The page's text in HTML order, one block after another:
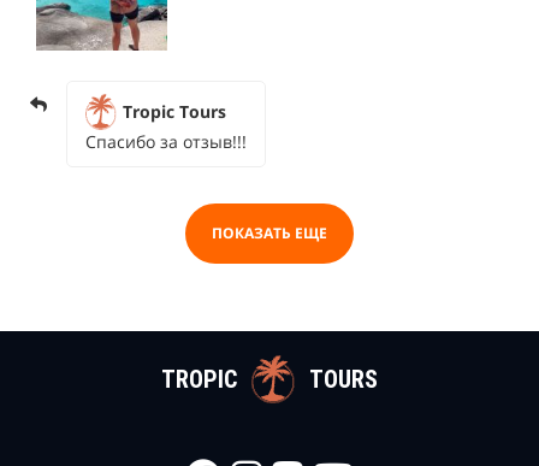
Tropic Tours
Спасибо за отзыв!!!
ПОКАЗАТЬ ЕЩЕ
TROPIC TOURS